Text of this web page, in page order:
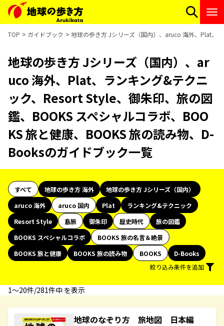
TOP ガイドブック 地球の歩き方 Jシリーズ（国内）、aruco 海外、Plat、
地球の歩き方 Jシリーズ（国内）、ar
uco 海外、Plat、ランキング&テクニ
ック、Resort Style、御朱印、旅の図
鑑、BOOKS スペシャルコラボ、BOO
KS 旅と健康、BOOKS 旅の読み物、D-
Booksのガイドブック一覧
すべて 地球の歩き方 海外
地球の歩き方 Jシリーズ（国内）
aruco 海外
aruco 国内 Plat
ランキング&テクニック
Resort Style
島旅 御朱印 歴史時代
旅の図鑑
BOOKS スペシャルコラボ
BOOKS 旅の名言＆絶景
BOOKS 旅と健康
BOOKS 旅の読み物 BOOKS
D-Books
絞り込み条件を追加
1〜20件/281件中 を表示
地球のなぞり方 旅地図 日本編